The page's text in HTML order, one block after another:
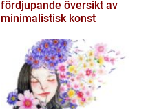
fördjupande översikt av
minimalistisk konst